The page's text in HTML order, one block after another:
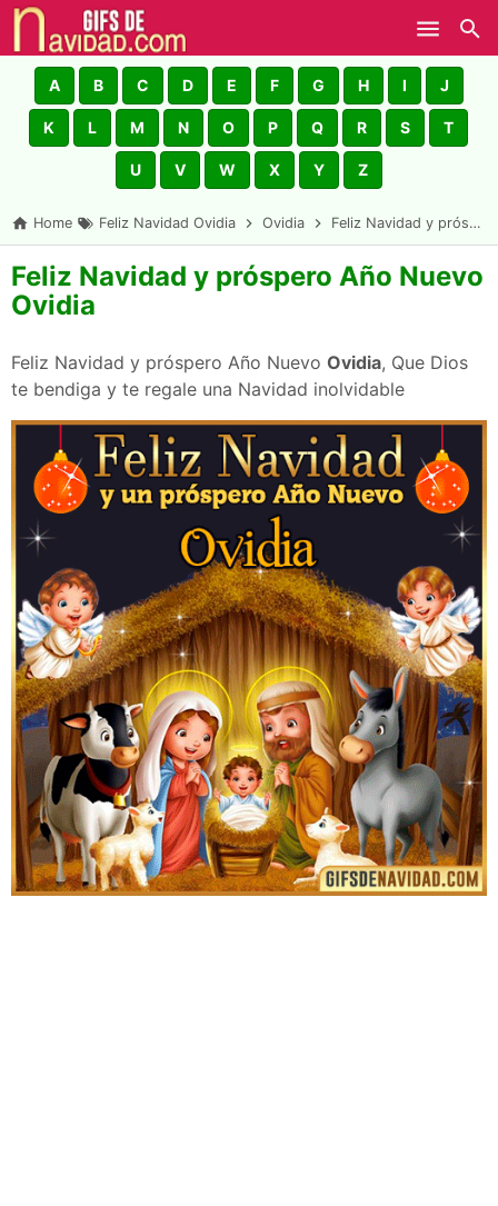
Skip to main content
A B C D E F G H I J
K L M N O P Q R S T
U V W X Y Z
Home Feliz Navidad Ovidia Ovidia Feliz Navidad y próspero Año Nuevo Ovidia
Feliz Navidad y próspero Año Nuevo
Ovidia
Feliz Navidad y próspero Año Nuevo Ovidia, Que Dios
te bendiga y te regale una Navidad inolvidable